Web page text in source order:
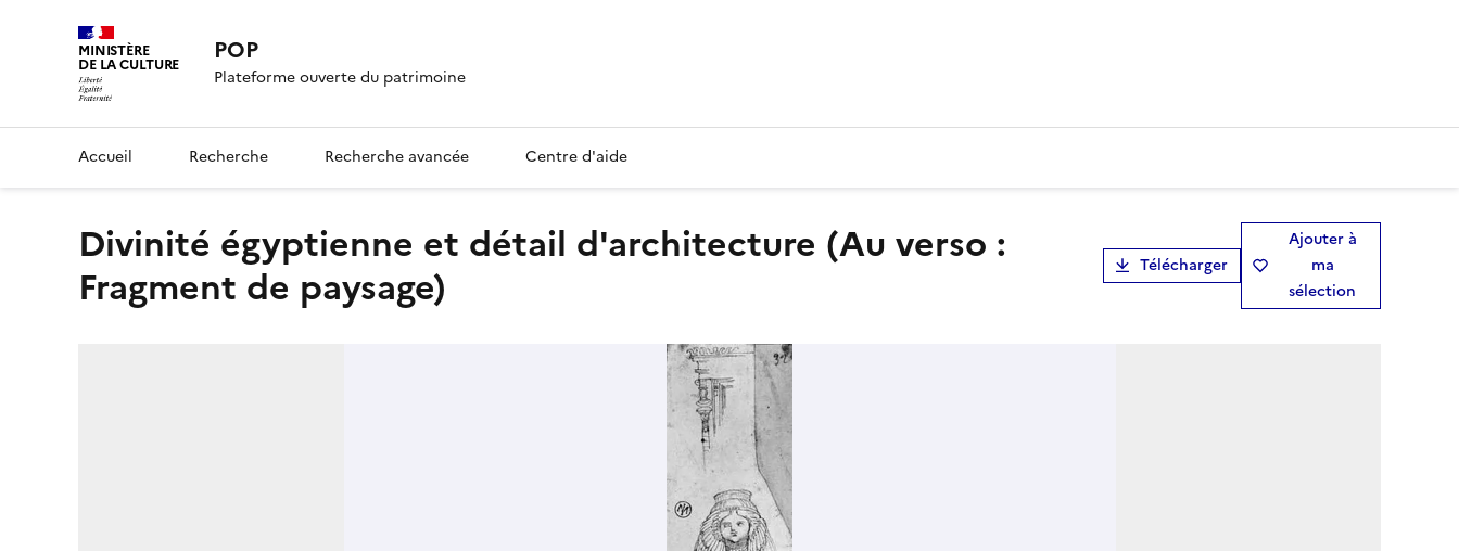
MINISTÈRE
DE LA CULTURE POP
Plateforme ouverte du patrimoine
Accueil Recherche Recherche avancée Centre d'aide
Divinité égyptienne et détail d'architecture (Au verso :
Fragment de paysage)
Télécharger
Ajouter à
ma
sélection